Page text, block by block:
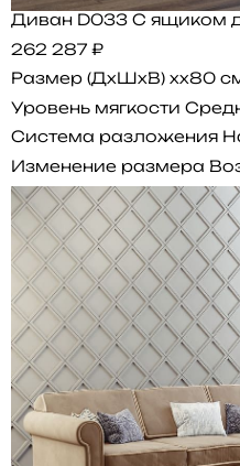
Диван D033 С ящиком
262 287 ₽
Размер (ДхШхВ) xx80
Уровень мягкости
Система разложения
Изменение размера